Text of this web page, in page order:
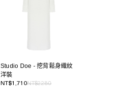
Studio Doe - 挖背鬆身織紋
洋裝
NT$1,710NT$2280